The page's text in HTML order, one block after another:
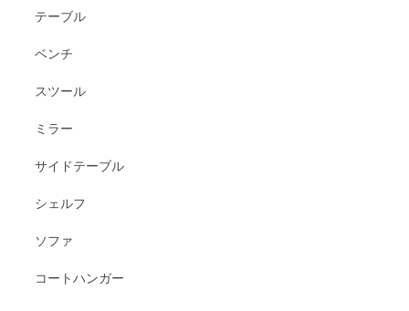
テーブル
ベンチ
スツール
ミラー
サイドテーブル
シェルフ
ソファ
コートハンガー